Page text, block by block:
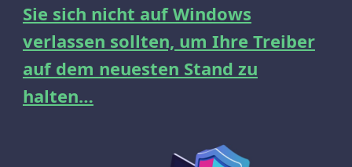
Sie sich nicht auf Windows
verlassen sollten, um Ihre Treiber
auf dem neuesten Stand zu
halten…